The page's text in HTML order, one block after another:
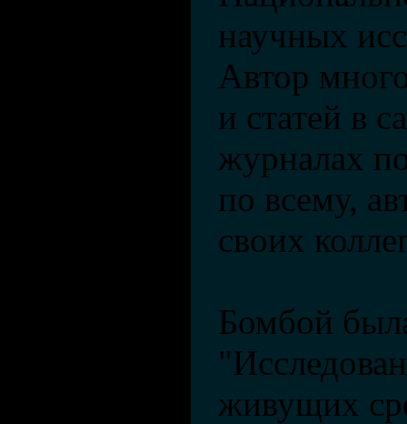
научных
Автор
и статей в
журналах
по всему,
своих
Бомбой
живущих